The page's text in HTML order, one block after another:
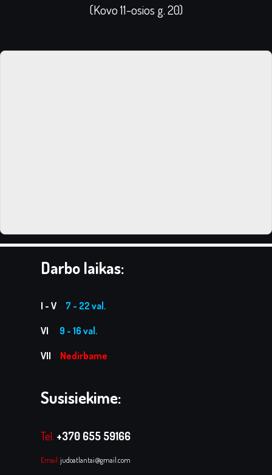
(Kovo 11-osios g. 20)
Darbo laikas:
I - V 7 - 22 val.
VI 9 - 16 val.
VII Nedirbame
Susisiekime:
Tel. +370 655 59166
Email:judoatlantai@gmail.com